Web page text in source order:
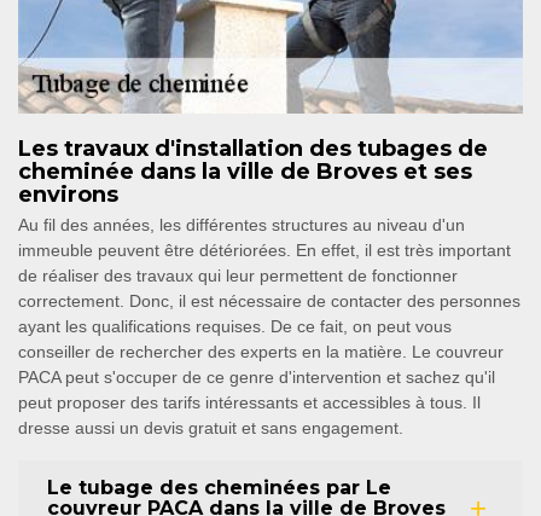
Les travaux d'installation des tubages de
cheminée dans la ville de Broves et ses
environs
Au fil des années, les différentes structures au niveau d'un
immeuble peuvent être détériorées. En effet, il est très important
de réaliser des travaux qui leur permettent de fonctionner
correctement. Donc, il est nécessaire de contacter des personnes
ayant les qualifications requises. De ce fait, on peut vous
conseiller de rechercher des experts en la matière. Le couvreur
PACA peut s'occuper de ce genre d'intervention et sachez qu'il
peut proposer des tarifs intéressants et accessibles à tous. Il
dresse aussi un devis gratuit et sans engagement.
Le tubage des cheminées par Le
couvreur PACA dans la ville de Broves